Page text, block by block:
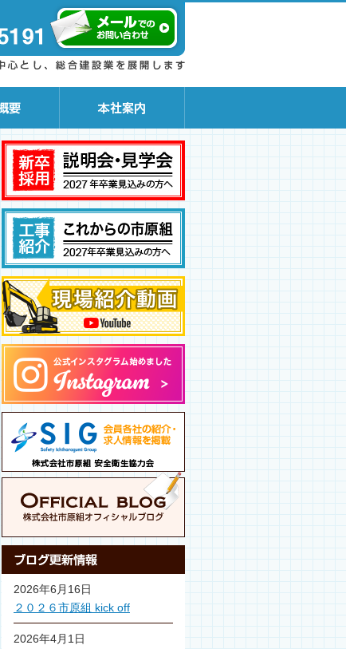
2026年6月16日
２０２６市原組 kick off
2026年4月1日